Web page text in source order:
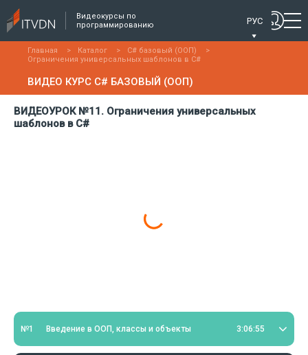
Видеокурсы по
программированию
РУС
Главная > Каталог > C# базовый (ООП)
>
Ограничения универсальных шаблонов в C#
ВИДЕО КУРС C# БАЗОВЫЙ (ООП)
ВИДЕОУРОК №11. Ограничения универсальных
шаблонов в C#
№1 Введение в ООП, классы и объекты 3:06:55